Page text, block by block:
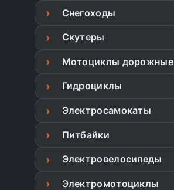
Снегоходы
Скутеры
Мотоциклы дорожные
Гидроциклы
Электросамокаты
Питбайки
Электровелосипеды
Электромотоциклы